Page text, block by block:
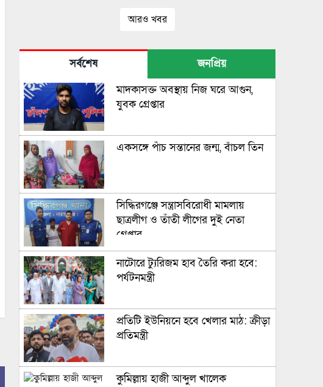
আরও খবর
সর্বশেষ জনপ্রিয়
মাদকাসক্ত অবস্থায় নিজ ঘরে আগুন,
যুবক গ্রেপ্তার
একসঙ্গে পাঁচ সন্তানের জন্ম, বাঁচল তিন
সিদ্ধিরগঞ্জে সন্ত্রাসবিরোধী মামলায়
ছাত্রলীগ ও তাঁতী লীগের দুই নেতা
গ্রেপ্তার
নাটোরে ট্যুরিজম হাব তৈরি করা হবে:
পর্যটনমন্ত্রী
প্রতিটি ইউনিয়নে হবে খেলার মাঠ: ক্রীড়া
প্রতিমন্ত্রী
কুমিল্লায় হাজী আব্দুল খালেক